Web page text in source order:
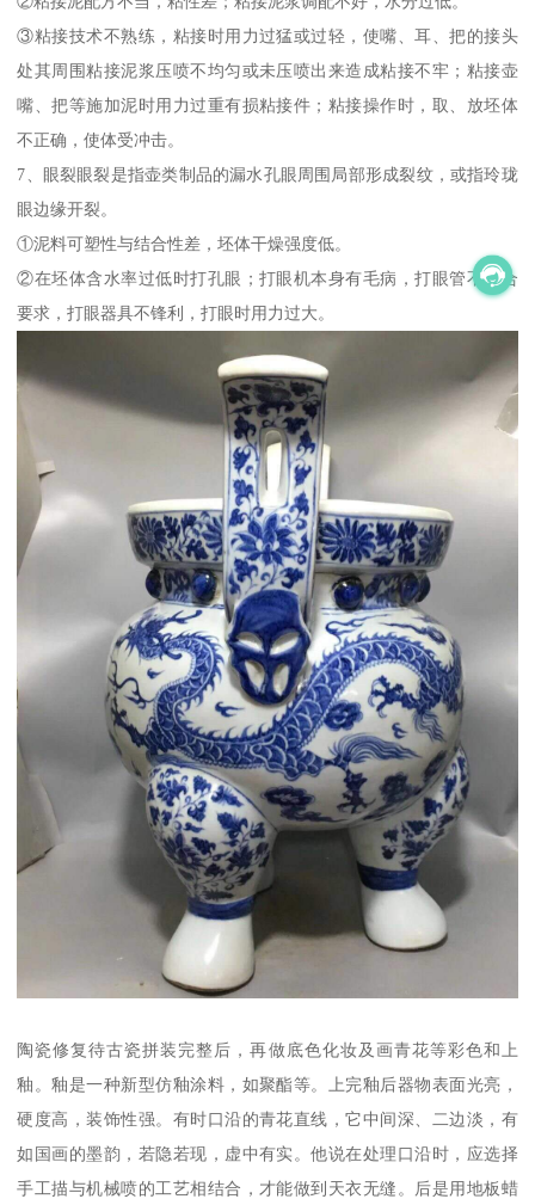
③粘接技术不熟练，粘接时用力过猛或过轻，使嘴、耳、把的接头
处其周围粘接泥浆压喷不均匀或未压喷出来造成粘接不牢；粘接壶
嘴、把等施加泥时用力过重有损粘接件；粘接操作时，取、放坯体
不正确，使体受冲击。
7、眼裂眼裂是指壶类制品的漏水孔眼周围局部形成裂纹，或指玲珑
眼边缘开裂。
①泥料可塑性与结合性差，坯体干燥强度低。
②在坯体含水率过低时打孔眼；打眼机本身有毛病，打眼管不符合
要求，打眼器具不锋利，打眼时用力过大。
陶瓷修复待古瓷拼装完整后，再做底色化妆及画青花等彩色和上
釉。釉是一种新型仿釉涂料，如聚酯等。上完釉后器物表面光亮，
硬度高，装饰性强。有时口沿的青花直线，它中间深、二边淡，有
如国画的墨韵，若隐若现，虚中有实。他说在处理口沿时，应选择
手工描与机械喷的工艺相结合，才能做到天衣无缝。后是用地板蜡